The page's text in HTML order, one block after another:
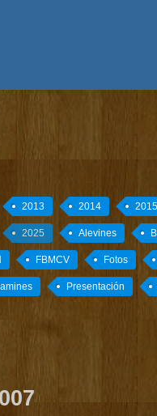
2013 2014 2015
2025 Alevines
FBMCV Fotos
Presentación